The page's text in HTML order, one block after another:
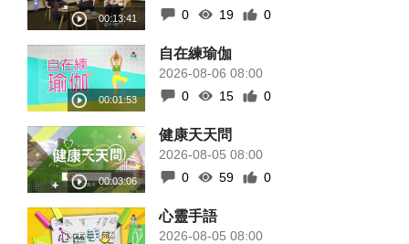
0
19 0
自在練瑜伽
2026-08-06 08:00
0
15 0
健康天天問
2026-08-05 08:00
0
59 0
心靈手語
2026-08-05 08:00